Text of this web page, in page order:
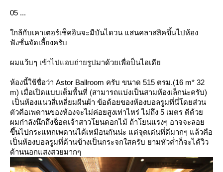
05 ...
กล้กับเคาเตอร์เช็คอินจะมีบันไดวน แสนคลาสสิคขึ้นไปห้อง
ฟังชั่นจัดเลี้ยงครับ
ผมแว้บๆ เข้าไปแอบถ่ายรูปมาด้วยเพื่อป็นไอเดี
ห้องนี้ใช้ชื่อว่า Astor Ballroom ครับ ขนาด 515 ตรม.(16 m* 32
m) เมื่อเปิดแบบเต็มพื้นที่ (สามารถแบ่งเป็นสามห้องเล็กน่ะครับ)
เป็นห้องแนวสี่เหลี่ยมผืนผ้า ข้อด้อยของห้องบอลรูมที่นี่โดยส่วน
ตัวคือเพดานของห้องจะไม่ค่อยสูงเท่าไหร่ ไม่ถึง 5 เมตร ดีด้ว
ผมกำลังนึกถึงช็อตเจ้าสาวโยนดอกไม้ ถ้าโยนแรงๆ อาจจะลอ
ขึ้นไปกระแทกเพดานได้เหมือนกันน่ะ แต่จุดเด่นที่ดีมากๆ แล้วคือ
เป็นห้องบอลรูมที่ด้านข้างเป็นกระจกใสครับ ยามหัวค่ำก็จะได้วิว
ด้านนอกแสงสวยมากๆ